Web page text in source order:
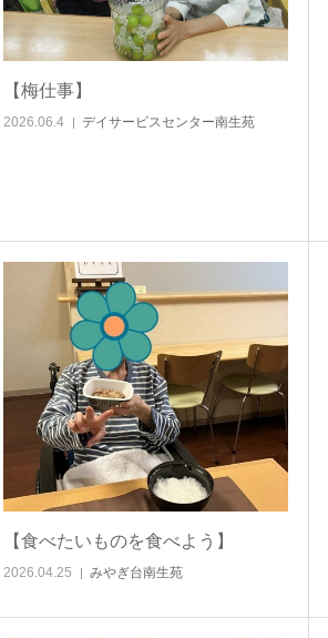
【梅仕事】
2026.06.4 デイサービスセンター南生苑
【食べたいものを食べよう】
2026.04.25 みやぎ台南生苑